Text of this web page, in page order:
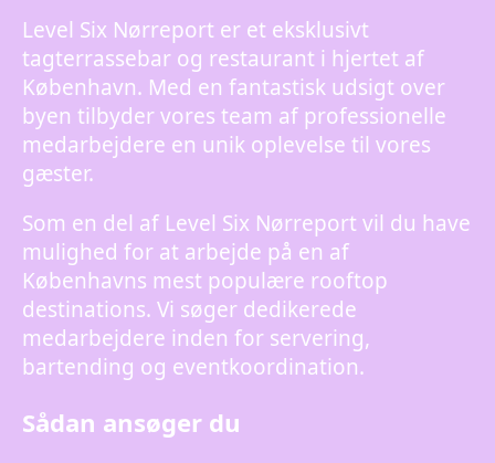
Level Six Nørreport er et eksklusivt
tagterrassebar og restaurant i hjertet af
København. Med en fantastisk udsigt over
byen tilbyder vores team af professionelle
medarbejdere en unik oplevelse til vores
gæster.
Som en del af Level Six Nørreport vil du have
mulighed for at arbejde på en af
Københavns mest populære rooftop
destinations. Vi søger dedikerede
medarbejdere inden for servering,
bartending og eventkoordination.
Sådan ansøger du